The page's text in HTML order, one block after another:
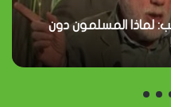
لماذا المسلمون دون